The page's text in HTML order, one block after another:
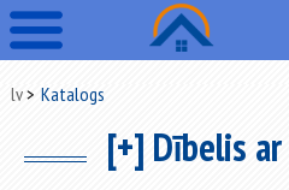
lv Katalogs
[+] Dībelis